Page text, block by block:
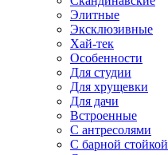
Элитные
Эксклюзивные
Хай-тек
Особенности
Для студии
Для хрущевки
Для дачи
Встроенные
С антресолями
С барной стойкой